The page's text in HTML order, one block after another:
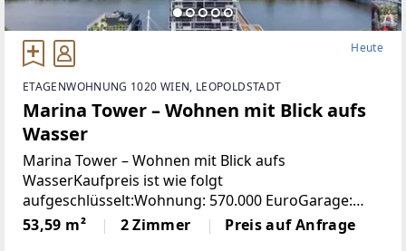
Heute
ETAGENWOHNUNG 1020 WIEN, LEOPOLDSTADT
Marina Tower – Wohnen mit Blick aufs
Wasser
Marina Tower – Wohnen mit Blick aufs
WasserKaufpreis ist wie folgt
aufgeschlüsselt:Wohnung: 570.000 EuroGarage:
45.000 EuroMARINA TOWER – Wohnen in Toplage
und höchster Qualität im 37. Stock mit
53,59 m² 2 Zimmer Preis auf Anfrage